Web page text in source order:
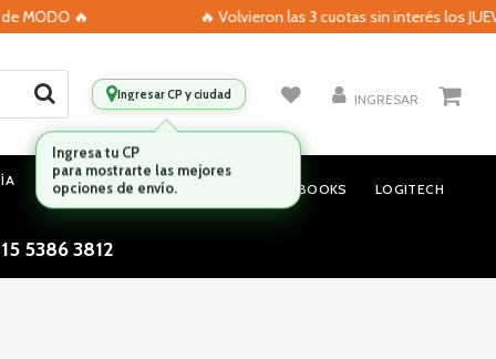
🔥 🔥 Volvieron las 3 cuotas sin interés los JUEVES
Ingresar CP y ciudad INGRESAR
MONITORES AUDIO NOTEBOOKS LOGITECH
5386 3812